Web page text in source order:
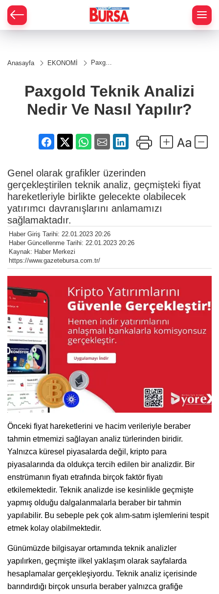
Anasayfa EKONOMİ
Paxgold
Nedir
Yapılır?
Paxgold Teknik Analizi
Nedir Ve Nasıl Yapılır?
Genel olarak grafikler üzerinden
gerçekleştirilen teknik analiz, geçmişteki fiyat
hareketleriyle birlikte gelecekte olabilecek
yatırımcı davranışlarını anlamamızı
sağlamaktadır.
Haber Giriş Tarihi: 22.01.2023 20:26
Haber Güncellenme Tarihi: 22.01.2023 20:26
Kaynak: Haber Merkezi
https://www.gazetebursa.com.tr/
Önceki fiyat hareketlerini ve hacim verileriyle beraber
tahmin etmemizi sağlayan analiz türlerinden biridir.
Yalnızca küresel piyasalarda değil, kripto para
piyasalarında da oldukça tercih edilen bir analizdir. Bir
enstrümanın fiyatı etrafında birçok faktör fiyatı
etkilemektedir. Teknik analizde ise kesinlikle geçmişte
yapmış olduğu dalgalanmalarla beraber bir tahmin
yapılabilir. Bu sebeple pek çok alım-satım işlemlerini tespit
etmek kolay olabilmektedir.
Günümüzde bilgisayar ortamında teknik analizler
yapılırken, geçmişte ilkel yaklaşım olarak sayfalarda
hesaplamalar gerçekleşiyordu. Teknik analiz içerisinde
barındırdığı birçok unsurla beraber yalnızca grafiğe